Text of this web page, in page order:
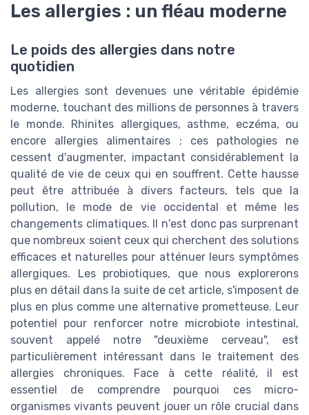
Les allergies : un fléau moderne
Le poids des allergies dans notre
quotidien
Les allergies sont devenues une véritable épidémie
moderne, touchant des millions de personnes à travers
le monde. Rhinites allergiques, asthme, eczéma, ou
encore allergies alimentaires ; ces pathologies ne
cessent d'augmenter, impactant considérablement la
qualité de vie de ceux qui en souffrent. Cette hausse
peut être attribuée à divers facteurs, tels que la
pollution, le mode de vie occidental et même les
changements climatiques. Il n'est donc pas surprenant
que nombreux soient ceux qui cherchent des solutions
efficaces et naturelles pour atténuer leurs symptômes
allergiques. Les probiotiques, que nous explorerons
plus en détail dans la suite de cet article, s'imposent de
plus en plus comme une alternative prometteuse. Leur
potentiel pour renforcer notre microbiote intestinal,
souvent appelé notre "deuxième cerveau", est
particulièrement intéressant dans le traitement des
allergies chroniques. Face à cette réalité, il est
essentiel de comprendre pourquoi ces micro-
organismes vivants peuvent jouer un rôle crucial dans